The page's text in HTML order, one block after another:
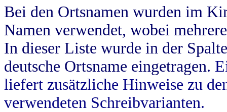
Bei den Ortsnamen wurden im
Namen verwendet, wobei
In dieser Liste wurde in der
deutsche Ortsname eingetragen.
liefert zusätzliche Hinweise zu
verwendeten Schreibvarianten.